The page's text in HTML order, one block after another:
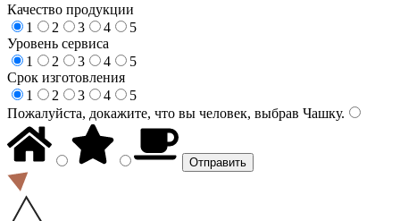
Качество продукции
1
2 3 4
5
Уровень сервиса
1
2 3 4
5
Срок изготовления
1
2 3 4
5
Пожалуйста, докажите, что вы человек, выбрав Чашку.